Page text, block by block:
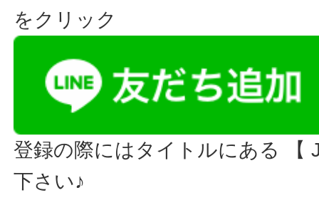
をクリック
登録の際にはタイトルにある 【
下さい♪